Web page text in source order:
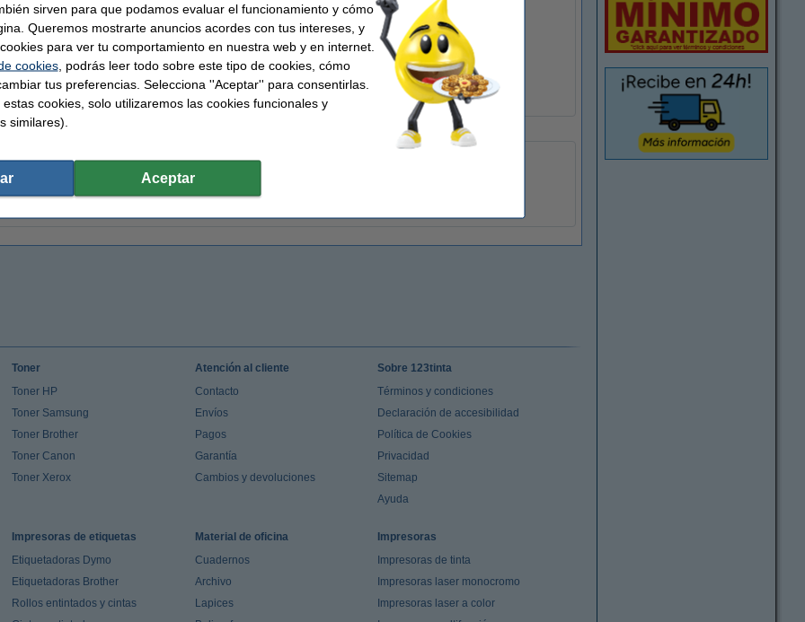
juntos de forma ordenada con este archivador A4
312 x 318 mm (LxAn)
Toner
Toner HP
Toner Samsung
Toner Brother
Toner Canon
Toner Xerox
Atención al cliente
Contacto
Envíos
Pagos
Garantía
Cambios y devoluciones
Sobre 123tinta
Términos y condiciones
Declaración de accesibilidad
Política de Cookies
Privacidad
Sitemap
Ayuda
Impresoras de etiquetas
Etiquetadoras Dymo
Etiquetadoras Brother
Rollos entintados y cintas
Material de oficina
Cuadernos
Archivo
Lapices
Impresoras
Impresoras de tinta
Impresoras laser monocromo
Impresoras laser a color
sirven para que podamos evaluar el funcionamiento y cómo
Queremos mostrarte anuncios acordes con tus intereses, y
para ver tu comportamiento en nuestra web y en internet.
cookies, podrás leer todo sobre este tipo de cookies, cómo
tus preferencias. Selecciona ''Aceptar'' para consentirlas.
cookies, solo utilizaremos las cookies funcionales y
similares).
Aceptar